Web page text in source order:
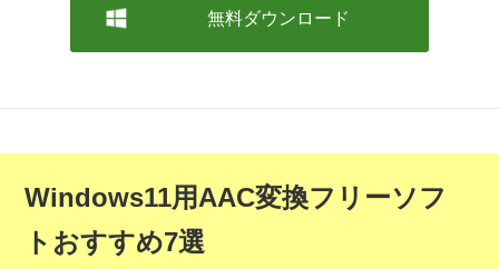
無料ダウンロード
Windows11用AAC変換フリーソフ
トおすすめ7選